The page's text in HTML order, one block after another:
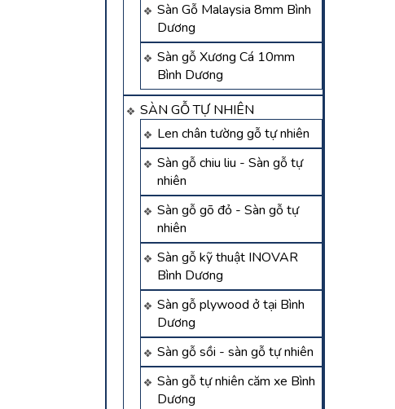
Sàn Gỗ Malaysia 8mm Bình
Dương
Sàn gỗ Xương Cá 10mm
Bình Dương
SÀN GỖ TỰ NHIÊN
Len chân tường gỗ tự nhiên
Sàn gỗ chiu liu - Sàn gỗ tự
nhiên
Sàn gỗ gõ đỏ - Sàn gỗ tự
nhiên
Sàn gỗ kỹ thuật INOVAR
Bình Dương
Sàn gỗ plywood ở tại Bình
Dương
Sàn gỗ sồi - sàn gỗ tự nhiên
Sàn gỗ tự nhiên căm xe Bình
Dương